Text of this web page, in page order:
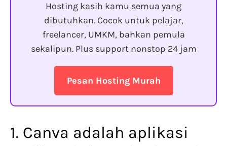
Hosting kasih kamu semua yang
dibutuhkan. Cocok untuk pelajar,
freelancer, UMKM, bahkan pemula
sekalipun. Plus support nonstop 24 jam
Pesan Hosting Murah
1. Canva adalah aplikasi